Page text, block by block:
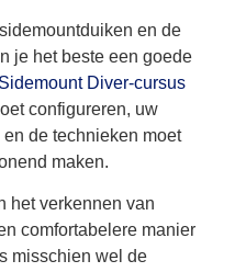
en de
je het beste een goede
Diver-cursus
configureren, uw
de technieken moet
maken.
het verkennen van
comfortabelere manier
misschien wel de